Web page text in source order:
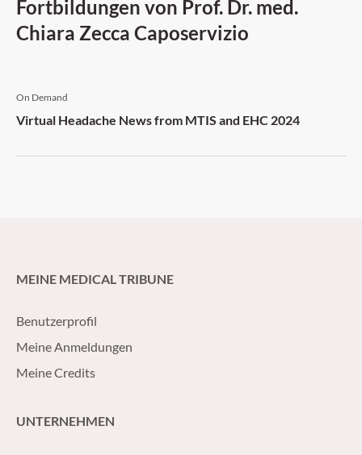
Fortbildungen von Prof. Dr. med.
Chiara Zecca Caposervizio
On Demand
Virtual Headache News from MTIS and EHC 2024
MEINE MEDICAL TRIBUNE
Benutzerprofil
Meine Anmeldungen
Meine Credits
UNTERNEHMEN